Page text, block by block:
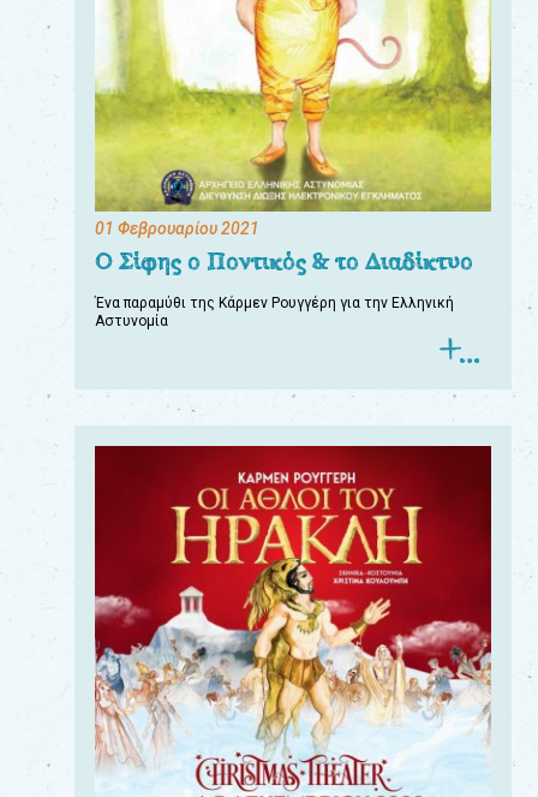
01 Φεβρουαρίου 2021
Ο Σίφης ο Ποντικός & το Διαδίκτυο
Ένα παραμύθι της Κάρμεν Ρουγγέρη για την Ελληνική
Αστυνομία